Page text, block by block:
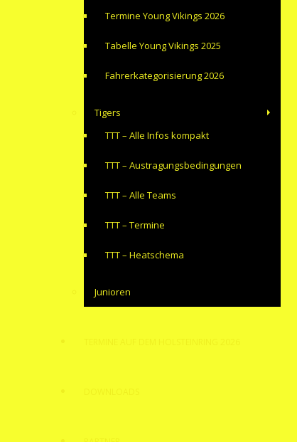
Termine Young Vikings 2026
Tabelle Young Vikings 2025
Fahrerkategorisierung 2026
Tigers
TTT – Alle Infos kompakt
TTT – Austragungsbedingungen
TTT – Alle Teams
TTT – Termine
TTT – Heatschema
Junioren